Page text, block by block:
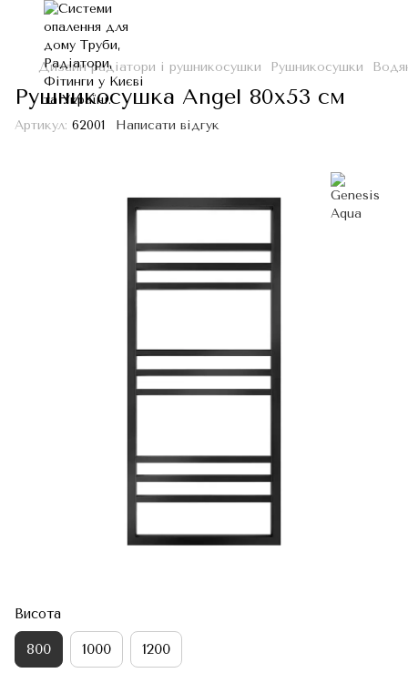
Дизайн радіатори і рушникосушки Рушникосушки
Рушникосушка Angel 80x53 см
Артикул: 62001 Написати відгук
Висота
800 1000 1200